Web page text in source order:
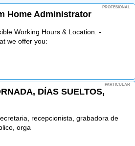
PROFESIONAL
Home Administrator
Working Hours & Location. -
we offer you:
PARTICULAR
DÍAS SUELTOS,
recepcionista, grabadora de
orga